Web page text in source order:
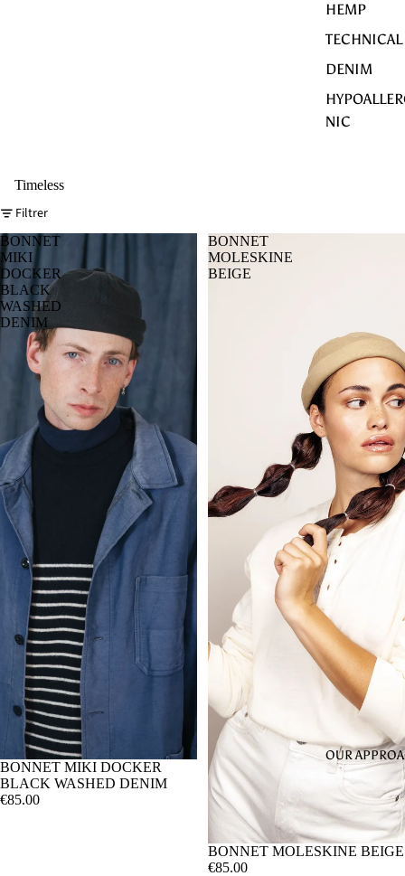
HEMP
TECHNICAL
DENIM
NIC
OUR
Timeless
Filtrer
BONNET
MIKI
DOCKER
BLACK
WASHED
DENIM
BONNET MIKI DOCKER
BLACK WASHED DENIM
€85.00
BONNET
MOLESKINE
BEIGE
SOLD OUT
BONNET MOLESKINE BEIGE
€85.00